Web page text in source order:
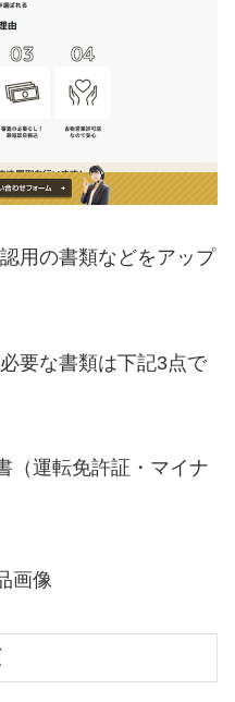
用の書類などをアップ
要な書類は下記3点で
（運転免許証・マイナ
画像